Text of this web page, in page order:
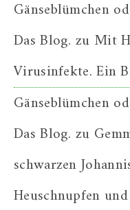
Gänseblümchen
Das Blog. zu Mit
Virusinfekte. Ein
Gänseblümchen
Das Blog. zu
schwarzen
Heuschnupfen